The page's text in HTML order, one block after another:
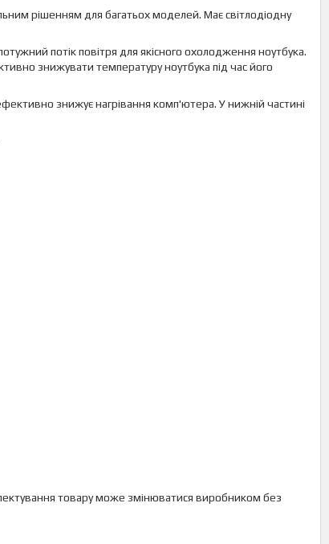
рішенням для багатьох моделей. Має світлодіодну
потік повітря для якісного охолодження ноутбука.
знижувати температуру ноутбука під час його
знижує нагрівання комп'ютера. У нижній частині
товару може змінюватися виробником без